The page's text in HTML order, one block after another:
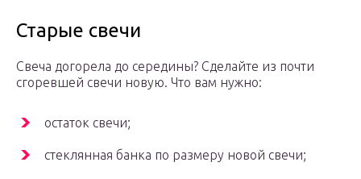
Старые свечи
Свеча догорела до середины? Сделайте из почти
сгоревшей свечи новую. Что вам нужно:
остаток свечи;
стеклянная банка по размеру новой свечи;